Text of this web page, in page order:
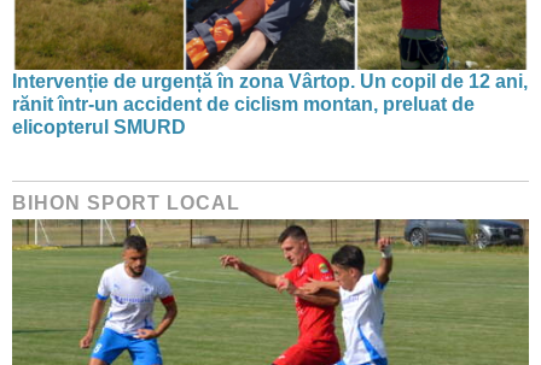
Intervenție de urgență în zona Vârtop. Un copil de 12 ani,
rănit într-un accident de ciclism montan, preluat de
elicopterul SMURD
BIHON SPORT LOCAL